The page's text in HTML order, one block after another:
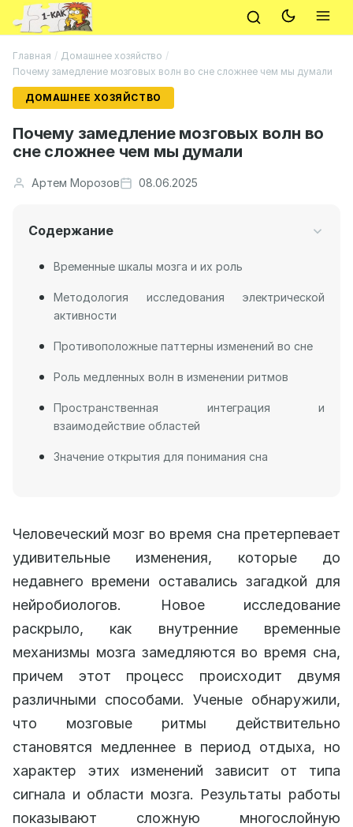
Главная / Домашнее хозяйство /
Почему замедление мозговых волн во сне сложнее чем мы думали
ДОМАШНЕЕ ХОЗЯЙСТВО
Почему замедление мозговых волн во
сне сложнее чем мы думали
Артем Морозов 08.06.2025
Содержание
Временные шкалы мозга и их роль
Методология исследования электрической
активности
Противоположные паттерны изменений во сне
Роль медленных волн в изменении ритмов
Пространственная интеграция и
взаимодействие областей
Значение открытия для понимания сна
Человеческий мозг во время сна претерпевает
удивительные изменения, которые до
недавнего времени оставались загадкой для
нейробиологов. Новое исследование
раскрыло, как внутренние временные
механизмы мозга замедляются во время сна,
причем этот процесс происходит двумя
различными способами. Ученые обнаружили,
что мозговые ритмы действительно
становятся медленнее в период отдыха, но
характер этих изменений зависит от типа
сигнала и области мозга. Результаты работы
показывают сложную многослойную